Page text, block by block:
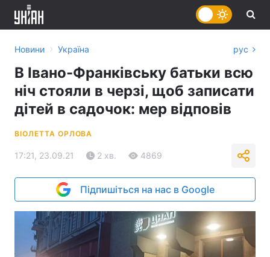
Новини › Україна рус
В Івано-Франківську батьки всю
ніч стояли в черзі, щоб записати
дітей в садочок: мер відповів
ВІОЛЕТТА ОРЛОВА
17:21, 23.09.21 2 хв. 4869
Підпишіться на нас в Google